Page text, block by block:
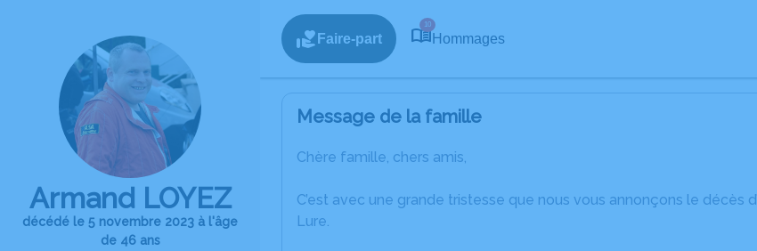
Armand LOYEZ
décédé le 5 novembre 2023 à l'âge
de 46 ans
Faire-part
10
Hommages
Message de la famille
Chère famille, chers amis,
C’est avec une grande tristesse que nous vous annonçons le décès
Lure.